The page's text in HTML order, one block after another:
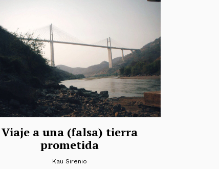
Viaje a una (falsa) tierra
prometida
Kau Sirenio